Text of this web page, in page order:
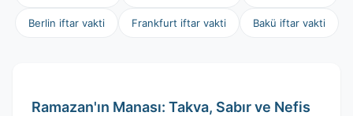
Berlin iftar vakti Frankfurt iftar vakti Bakü iftar vakti
Ramazan'ın Manası: Takva, Sabır ve Nefis